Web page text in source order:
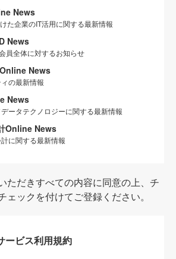
News
た企業のIT活用に関する最新情報
News
員全体に対するお知らせ
News
の最新情報
News
ータテクノロジーに関する最新情報
Online News
に関する最新情報
ただきすべての内容に同意の上、チ
ェックを付けてご登録ください。
ービス利用規約